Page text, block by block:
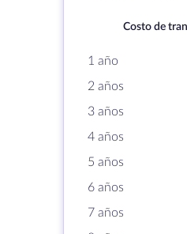
Costo de
1 año
2 años
3 años
4 años
5 años
6 años
7 años